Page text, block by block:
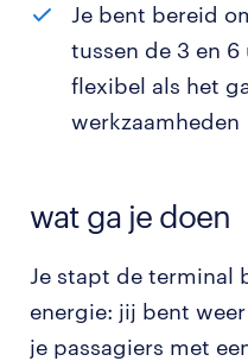
Je bent bereid
tussen de 3 en
flexibel als het
werkzaamheden
wat ga je doen
Je stapt de terminal
energie: jij bent
je passagiers met